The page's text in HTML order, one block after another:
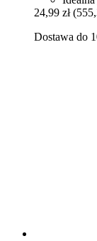
24,99 zł
Dostawa do